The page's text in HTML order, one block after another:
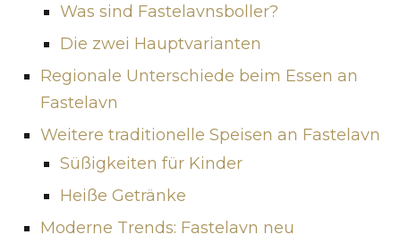
Was sind Fastelavnsboller?
Die zwei Hauptvarianten
Regionale Unterschiede beim Essen an
Fastelavn
Weitere traditionelle Speisen an Fastelavn
Süßigkeiten für Kinder
Heiße Getränke
Moderne Trends: Fastelavn neu